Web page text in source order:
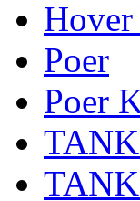
Poer
Poer